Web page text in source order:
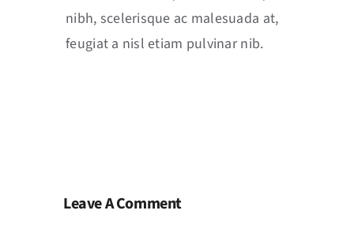
nibh, scelerisque ac malesuada at,
feugiat a nisl etiam pulvinar nib.
Leave A Comment